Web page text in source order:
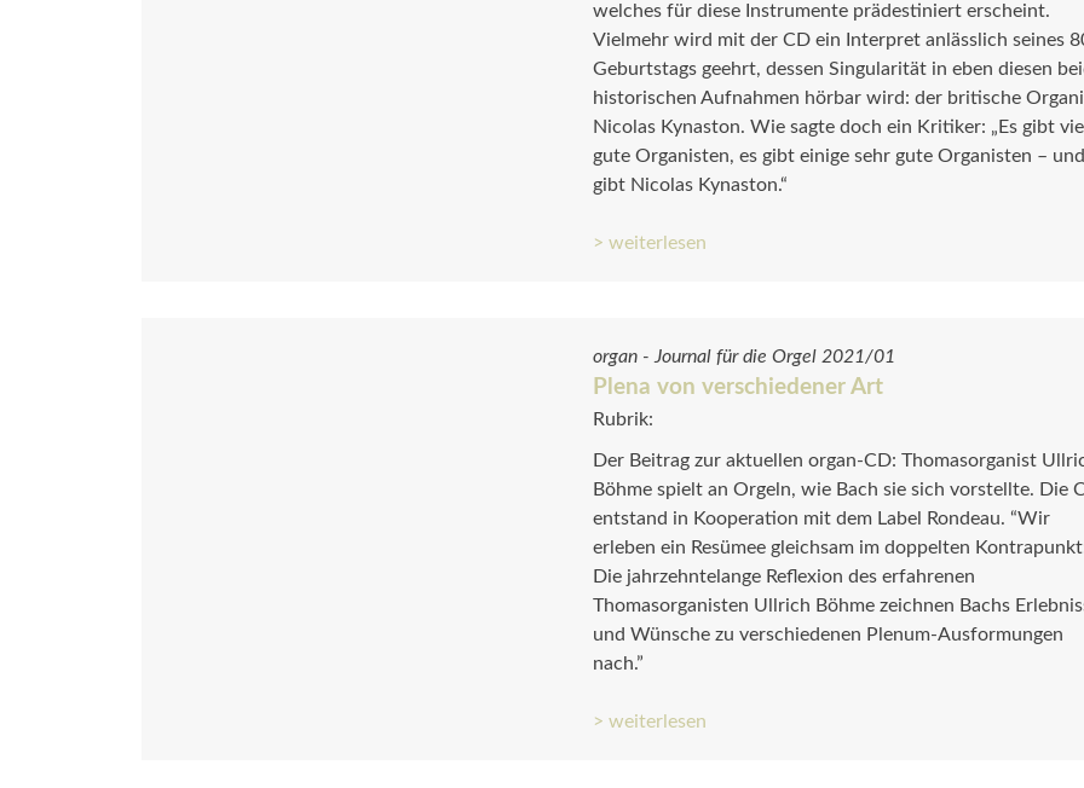
welches für diese Instrumente prädestiniert erscheint.
Vielmehr wird mit der CD ein Interpret anlässlich seines
Geburtstags geehrt, dessen Singularität in eben diesen
historischen Aufnahmen hörbar wird: der britische
Nicolas Kynaston. Wie sagte doch ein Kritiker: „Es gibt
gute Organisten, es gibt einige sehr gute Organisten –
gibt Nicolas Kynaston.“
> weiterlesen
organ - Journal für die Orgel 2021/01
Plena von verschiedener Art
Rubrik:
Der Beitrag zur aktuellen organ-CD: Thomasorganist
Böhme spielt an Orgeln, wie Bach sie sich vorstellte. Die
entstand in Kooperation mit dem Label Rondeau. “Wir
erleben ein Resümee gleichsam im doppelten
Die jahrzehntelange Reflexion des erfahrenen
Thomasorganisten Ullrich Böhme zeichnen Bachs
und Wünsche zu verschiedenen Plenum-Ausformungen
nach.”
> weiterlesen